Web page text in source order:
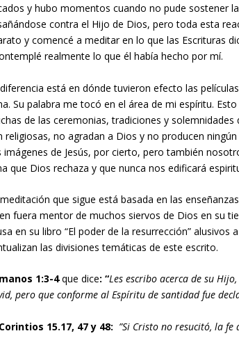
y hubo momentos cuando no pude sostener
contra el Hijo de Dios, pero toda esta
y comencé a meditar en lo que las Escrituras
realmente lo que él había hecho por mí.
está en dónde tuvieron efecto las
Su palabra me tocó en el área de mi espíritu.
de las ceremonias, tradiciones y
religiosas, no agradan a Dios y no producen
imágenes de Jesús, por cierto, pero también
que Dios rechaza y que nunca nos edificará
que sigue está basada en las
fuera mentor de muchos siervos de Dios en su
en su libro “El poder de la resurrección”
las divisiones temáticas de este escrito.
1:3-4que dice: “Les escribo acerca de su
pero que conforme al Espíritu de santidad fue
15.17, 47 y 48: ”Si Cristo no resucitó, la